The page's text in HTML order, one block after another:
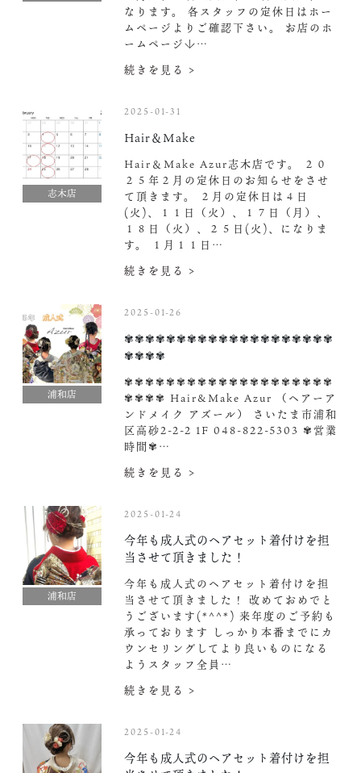
なります。 各スタッフの定休日はホー
ムページよりご確認下さい。 お店のホ
ームページ↓…
続きを見る >
志木店
2025-01-31
Hair＆Make
Hair＆Make Azur志木店です。 ２０
２５年２月の定休日のお知らせをさせ
て頂きます。 ２月の定休日は４日
(火)、１１日（火）、１７日（月）、
１８日（火）、２５日(火)、になりま
す。 １月１１日…
続きを見る >
浦和店
2025-01-26
✾✾✾✾✾✾✾✾✾✾✾✾✾✾✾✾✾✾✾✾
✾✾✾✾
✾✾✾✾✾✾✾✾✾✾✾✾✾✾✾✾✾✾✾✾
✾✾✾✾ Hair&Make Azur （ヘアーア
ンドメイク アズール） さいたま市浦和
区高砂2-2-2 1F 048-822-5303 ✾営業
時間✾…
続きを見る >
浦和店
2025-01-24
今年も成人式のヘアセット着付けを担
当させて頂きました！
今年も成人式のヘアセット着付けを担
当させて頂きました！ 改めておめでと
うございます(*^^*) 来年度のご予約も
承っております︎ しっかり本番までにカ
ウンセリングしてより良いものになる
ようスタッフ全員…
続きを見る >
2025-01-24
今年も成人式のヘアセット着付けを担